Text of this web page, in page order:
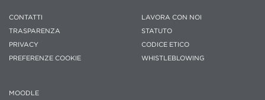
CONTATTI
TRASPARENZA
PRIVACY
PREFERENZE COOKIE
LAVORA CON NOI
STATUTO
CODICE ETICO
WHISTLEBLOWING
MOODLE